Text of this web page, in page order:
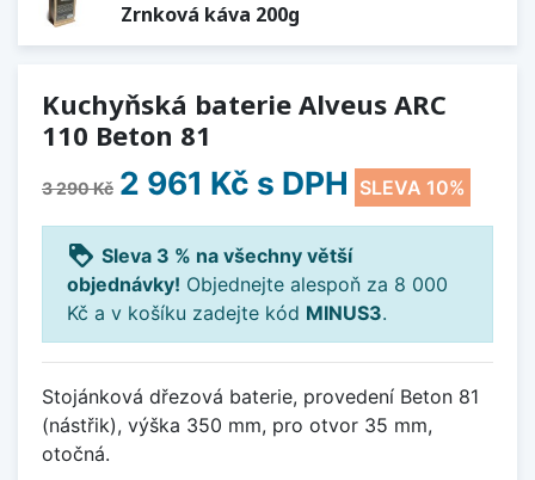
Zrnková káva 200g
Kuchyňská baterie Alveus ARC
110 Beton 81
3 290 Kč 2 961 Kč s DPH SLEVA 10%
loyalty Sleva 3 % na všechny větší
objednávky! Objednejte alespoň za 8 000
Kč a v košíku zadejte kód MINUS3.
Stojánková dřezová baterie, provedení Beton 81
(nástřik), výška 350 mm, pro otvor 35 mm,
otočná.